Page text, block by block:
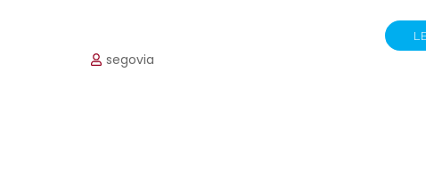
segovia